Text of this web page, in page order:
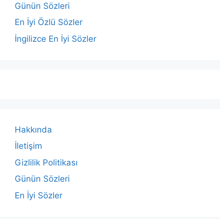
Günün Sözleri
En İyi Özlü Sözler
İngilizce En İyi Sözler
Hakkında
İletişim
Gizlilik Politikası
Günün Sözleri
En İyi Sözler